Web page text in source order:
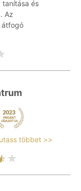
és
Az
átfogó
többet >>